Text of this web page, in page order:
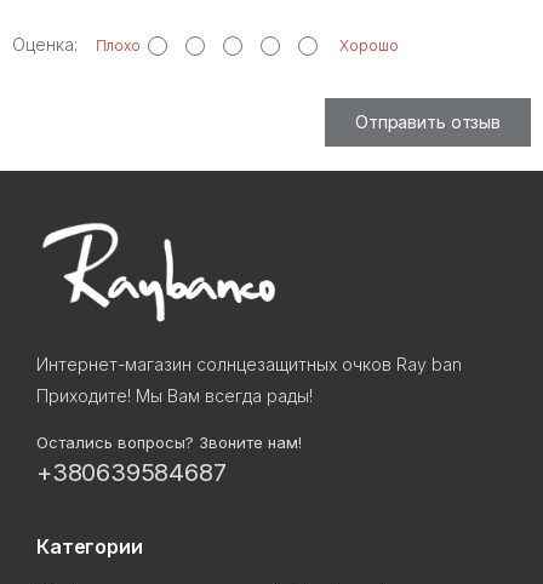
Оценка: Плохо Хорошо
Отправить отзыв
Интернет-магазин солнцезащитных очков Ray ban
Приходите! Мы Вам всегда рады!
Остались вопросы? Звоните нам!
+380639584687
Категории